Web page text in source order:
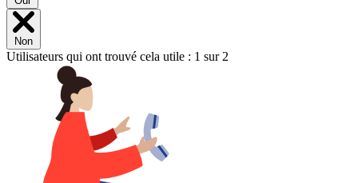
Non
Utilisateurs qui ont trouvé cela utile : 1 sur 2